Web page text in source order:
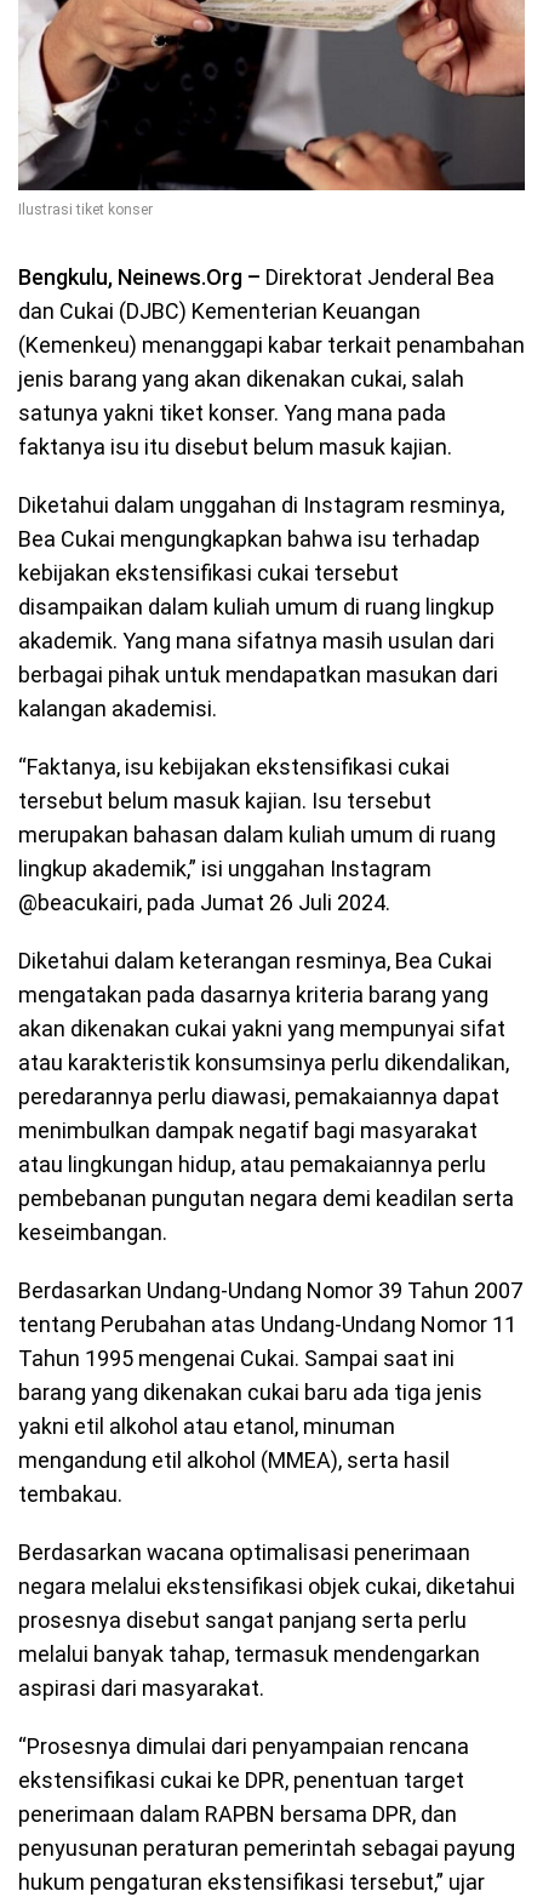
Ilustrasi tiket konser
Bengkulu, Neinews.Org – Direktorat Jenderal Bea
dan Cukai (DJBC) Kementerian Keuangan
(Kemenkeu) menanggapi kabar terkait penambahan
jenis barang yang akan dikenakan cukai, salah
satunya yakni tiket konser. Yang mana pada
faktanya isu itu disebut belum masuk kajian.
Diketahui dalam unggahan di Instagram resminya,
Bea Cukai mengungkapkan bahwa isu terhadap
kebijakan ekstensifikasi cukai tersebut
disampaikan dalam kuliah umum di ruang lingkup
akademik. Yang mana sifatnya masih usulan dari
berbagai pihak untuk mendapatkan masukan dari
kalangan akademisi.
“Faktanya, isu kebijakan ekstensifikasi cukai
tersebut belum masuk kajian. Isu tersebut
merupakan bahasan dalam kuliah umum di ruang
lingkup akademik,” isi unggahan Instagram
@beacukairi, pada Jumat 26 Juli 2024.
Diketahui dalam keterangan resminya, Bea Cukai
mengatakan pada dasarnya kriteria barang yang
akan dikenakan cukai yakni yang mempunyai sifat
atau karakteristik konsumsinya perlu dikendalikan,
peredarannya perlu diawasi, pemakaiannya dapat
menimbulkan dampak negatif bagi masyarakat
atau lingkungan hidup, atau pemakaiannya perlu
pembebanan pungutan negara demi keadilan serta
keseimbangan.
Berdasarkan Undang-Undang Nomor 39 Tahun 2007
tentang Perubahan atas Undang-Undang Nomor 11
Tahun 1995 mengenai Cukai. Sampai saat ini
barang yang dikenakan cukai baru ada tiga jenis
yakni etil alkohol atau etanol, minuman
mengandung etil alkohol (MMEA), serta hasil
tembakau.
Berdasarkan wacana optimalisasi penerimaan
negara melalui ekstensifikasi objek cukai, diketahui
prosesnya disebut sangat panjang serta perlu
melalui banyak tahap, termasuk mendengarkan
aspirasi dari masyarakat.
“Prosesnya dimulai dari penyampaian rencana
ekstensifikasi cukai ke DPR, penentuan target
penerimaan dalam RAPBN bersama DPR, dan
penyusunan peraturan pemerintah sebagai payung
hukum pengaturan ekstensifikasi tersebut,” ujar